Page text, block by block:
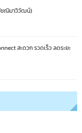
ชฌิมาวิวัฒน์)
สะดวก รวดเร็ว ลดระยะ